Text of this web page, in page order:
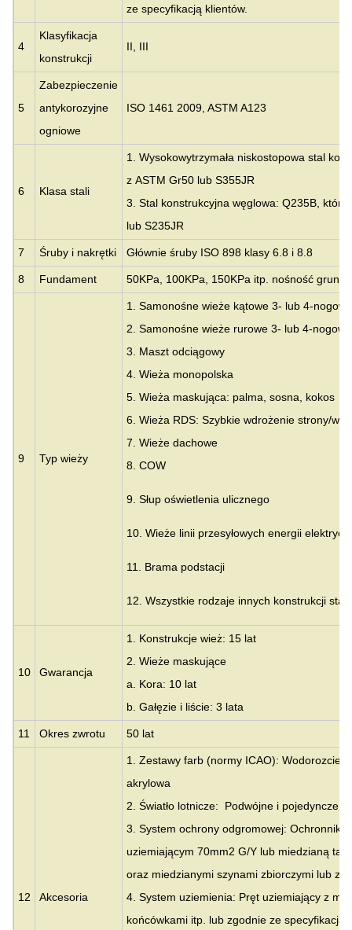
ze specyfikacją klientów.
4
Klasyfikacja
konstrukcji
II, III
5
Zabezpieczenie
antykorozyjne
ogniowe
ISO 1461 2009, ASTM A123
6 Klasa stali
1. Wysokowytrzymała niskostopowa stal
z ASTM Gr50 lub S355JR
3. Stal konstrukcyjna węglowa: Q235B,
lub S235JR
7 Śruby i nakrętki Głównie śruby ISO 898 klasy 6.8 i 8.8
8 Fundament 50KPa, 100KPa, 150KPa itp. nośność gruntu
9 Typ wieży
1. Samonośne wieże kątowe 3- lub 4-nogowe
2. Samonośne wieże rurowe 3- lub 4-nogowe
3. Maszt odciągowy
4. Wieża monopolska
5. Wieża maskująca: palma, sosna, kokos
6. Wieża RDS: Szybkie wdrożenie strony/
7. Wieże dachowe
8. COW
9. Słup oświetlenia ulicznego
10. Wieże linii przesyłowych energii
11. Brama podstacji
12. Wszystkie rodzaje innych konstrukcji
10 Gwarancja
1. Konstrukcje wież: 15 lat
2. Wieże maskujące
a. Kora: 10 lat
b. Gałęzie i liście: 3 lata
11 Okres zwrotu 50 lat
12 Akcesoria
1. Zestawy farb (normy ICAO):
akrylowa
2. Światło lotnicze: Podwójne i pojedyncze
3. System ochrony odgromowej: Ochronnik
uziemiającym 70mm2 G/Y lub miedzianą
oraz miedzianymi szynami zbiorczymi lub
4. System uziemienia: Pręt uziemiający z
końcówkami itp. lub zgodnie ze specyfikacją